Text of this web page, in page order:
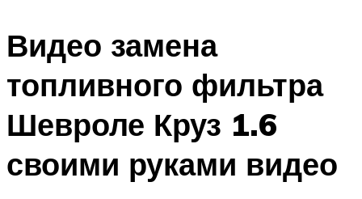
Видео замена
топливного фильтра
Шевроле Круз 1.6
своими руками видео